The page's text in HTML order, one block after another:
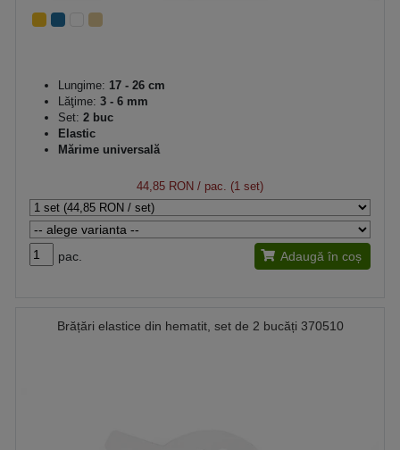
Lungime: 17 - 26 cm
Lăţime: 3 - 6 mm
Set: 2 buc
Elastic
Mărime universală
44,85 RON / pac. (1 set)
pac. Adaugă în coș
Brățări elastice din hematit, set de 2 bucăți 370510